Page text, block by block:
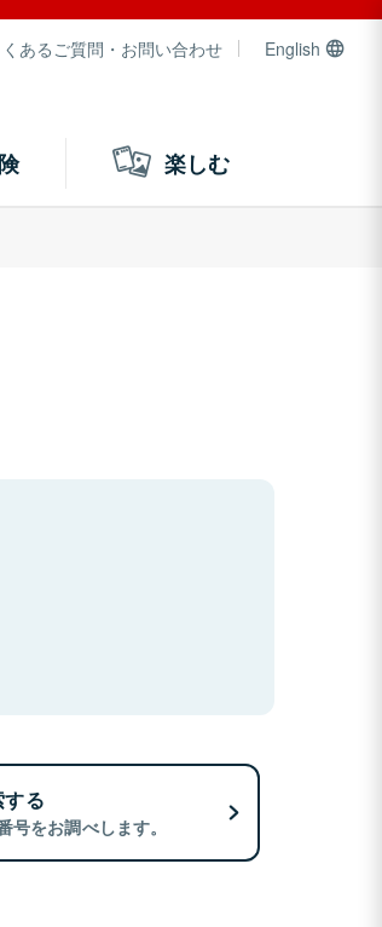
くあるご質問・お問い合わせ English
楽しむ
る
をお調べします。